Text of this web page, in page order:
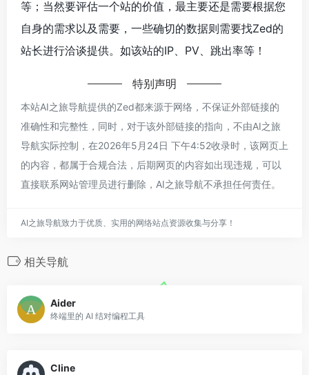
等；当然要评估一个站的价值，最主要还是需要根据您
自身的需求以及需要，一些确切的数据则需要找Zed的
站长进行洽谈提供。如该站的IP、PV、跳出率等！
特别声明
本站AI之旅导航提供的Zed都来源于网络，不保证外部链接的
准确性和完整性，同时，对于该外部链接的指向，不由AI之旅
导航实际控制，在2026年5月24日 下午4:52收录时，该网页上
的内容，都属于合规合法，后期网页的内容如出现违规，可以
直接联系网站管理员进行删除，AI之旅导航不承担任何责任。
AI之旅导航致力于优质、实用的网络站点资源收集与分享！
相关导航
Aider
终端里的 AI 结对编程工具
Cline